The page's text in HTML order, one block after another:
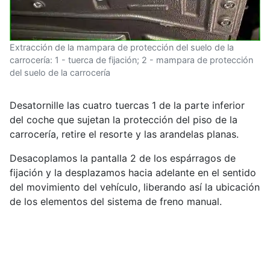
Extracción de la mampara de protección del suelo de la
carrocería: 1 - tuerca de fijación; 2 - mampara de protección
del suelo de la carrocería
Desatornille las cuatro tuercas 1 de la parte inferior
del coche que sujetan la protección del piso de la
carrocería, retire el resorte y las arandelas planas.
Desacoplamos la pantalla 2 de los espárragos de
fijación y la desplazamos hacia adelante en el sentido
del movimiento del vehículo, liberando así la ubicación
de los elementos del sistema de freno manual.